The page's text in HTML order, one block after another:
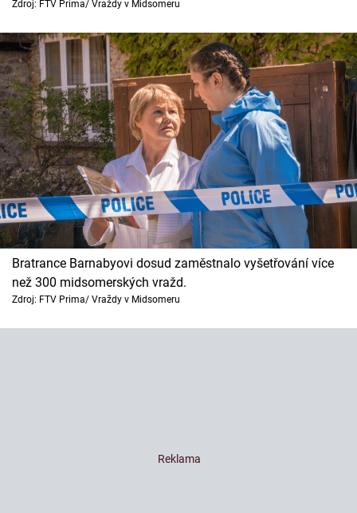
Sledujte prima+
Filmový festival Karlovy Vary
Pořady
Mámy sobě
Přihlášení
Sledujte nás
Zdroj: FTV Prima/ Vraždy v Midsomeru
Bratrance Barnabyovi dosud zaměstnalo vyšetřování více
než 300 midsomerských vražd.
Zdroj: FTV Prima/ Vraždy v Midsomeru